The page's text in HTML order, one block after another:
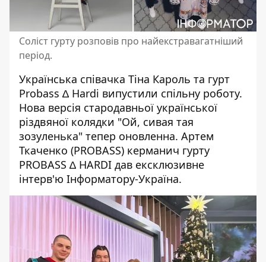
Соліст гурту розповів про найекстравагатніший
період.
Українська співачка Тіна Кароль та гурт
Probass ∆ Hardi випустили спільну роботу.
Нова версія стародавньої української
різдвяної колядки "Ой, сивая тая
зозуленька" тепер оновленна. Артем
Ткаченко (PROBASS) керманич гурту
PROBASS ∆ HARDI дав ексклюзивне
інтерв'ю Інформатору-Україна.